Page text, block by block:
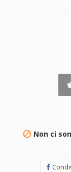
 Non ci